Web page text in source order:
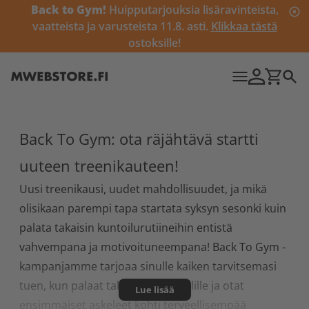
Back to Gym! Huipputarjouksia lisäravinteista,
vaatteista ja varusteista 11.8. asti. Klikkaa tästä
ostoksille!
Back To Gym: ota räjähtävä startti
uuteen treenikauteen!
Uusi treenikausi, uudet mahdollisuudet, ja mikä
olisikaan parempi tapa startata syksyn sesonki kuin
palata takaisin kuntoilurutiineihin entistä
vahvempana ja motivoituneempana! Back To Gym -
kampanjamme tarjoaa sinulle kaiken tarvitsemasi
tuen, kun palaat takaisin kuntosalille ja otat
ensimmäiset askeleet kohti terveellisempää
Lue lisää